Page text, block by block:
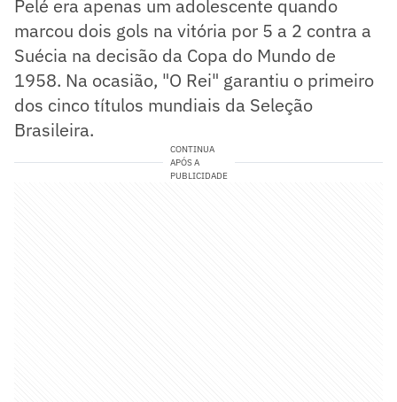
Pelé era apenas um adolescente quando
marcou dois gols na vitória por 5 a 2 contra a
Suécia na decisão da Copa do Mundo de
1958. Na ocasião, "O Rei" garantiu o primeiro
dos cinco títulos mundiais da Seleção
Brasileira.
CONTINUA
APÓS A
PUBLICIDADE